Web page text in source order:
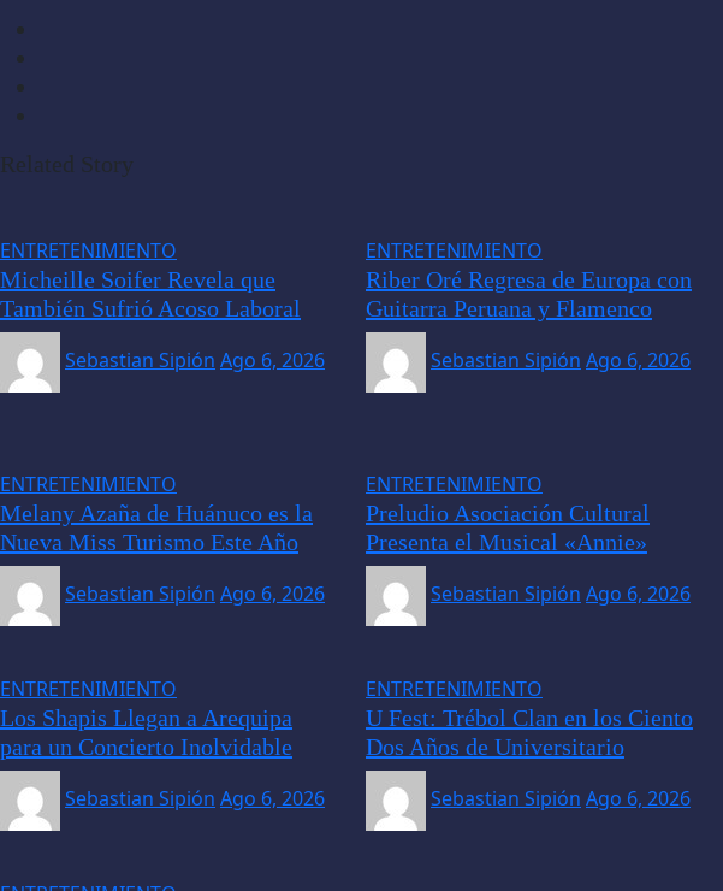
Related Story
ENTRETENIMIENTO
Micheille Soifer Revela que
También Sufrió Acoso Laboral
Sebastian Sipión Ago 6, 2026
ENTRETENIMIENTO
Riber Oré Regresa de Europa con
Guitarra Peruana y Flamenco
Sebastian Sipión Ago 6, 2026
ENTRETENIMIENTO
Melany Azaña de Huánuco es la
Nueva Miss Turismo Este Año
Sebastian Sipión Ago 6, 2026
ENTRETENIMIENTO
Preludio Asociación Cultural
Presenta el Musical «Annie»
Sebastian Sipión Ago 6, 2026
ENTRETENIMIENTO
Los Shapis Llegan a Arequipa
para un Concierto Inolvidable
Sebastian Sipión Ago 6, 2026
ENTRETENIMIENTO
U Fest: Trébol Clan en los Ciento
Dos Años de Universitario
Sebastian Sipión Ago 6, 2026